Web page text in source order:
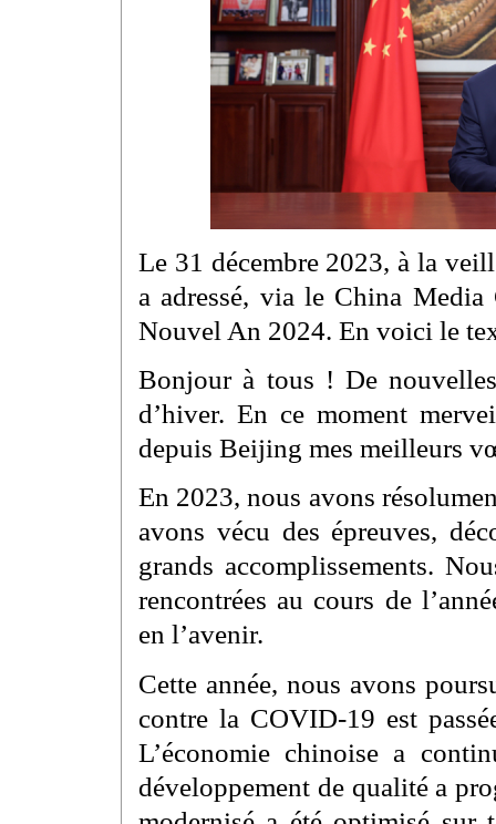
Le 31 décembre 2023, à la
a adressé, via le China
Nouvel An 2024. En voici le
Bonjour à tous ! De
d’hiver. En ce moment
depuis Beijing mes meilleurs
En 2023, nous avons
avons vécu des épreuves,
grands accomplissements.
rencontrées au cours de
en l’avenir.
Cette année, nous avons
contre la COVID-19 est
L’économie chinoise a
développement de qualité a